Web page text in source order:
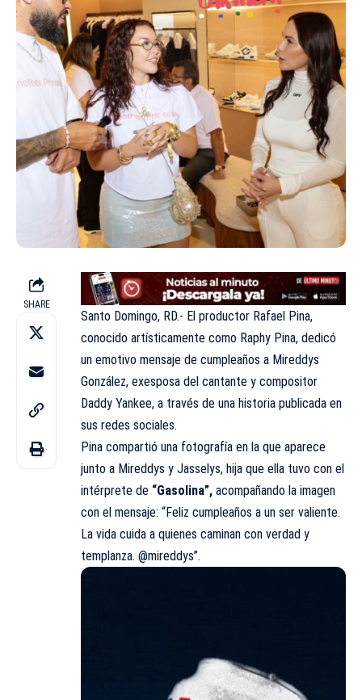
SHARE
Santo Domingo, RD.- El productor Rafael Pina,
conocido artísticamente como Raphy Pina, dedicó
un emotivo mensaje de cumpleaños a Mireddys
González, exesposa del cantante y compositor
Daddy Yankee, a través de una historia publicada en
sus redes sociales.
Pina compartió una fotografía en la que aparece
junto a Mireddys y Jasselys, hija que ella tuvo con el
intérprete de “Gasolina”, acompañando la imagen
con el mensaje: “Feliz cumpleaños a un ser valiente.
La vida cuida a quienes caminan con verdad y
templanza. @mireddys”.